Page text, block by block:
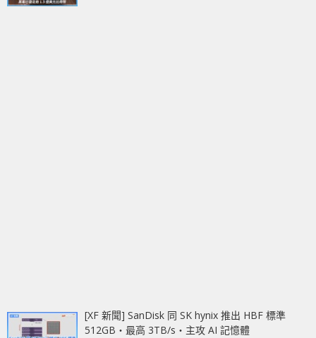
[XF 新聞] SanDisk 同 SK hynix 推出 HBF 標準
512GB‧最高 3TB/s‧主攻 AI 記憶體